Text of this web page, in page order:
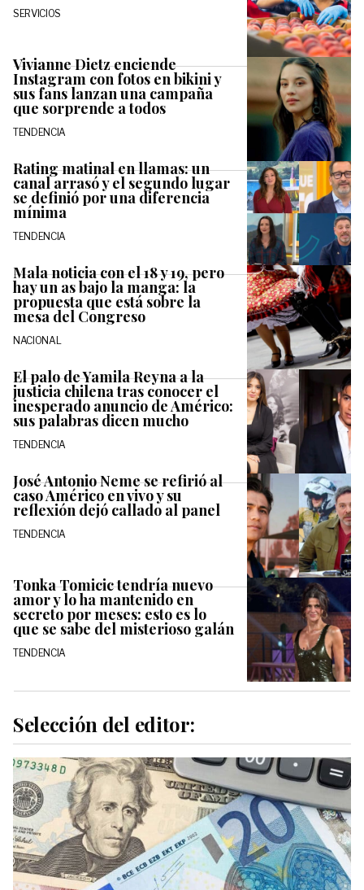
SERVICIOS
Vivianne Dietz enciende
Instagram con fotos en bikini y
sus fans lanzan una campaña
que sorprende a todos
TENDENCIA
Rating matinal en llamas: un
canal arrasó y el segundo lugar
se definió por una diferencia
mínima
TENDENCIA
Mala noticia con el 18 y 19, pero
hay un as bajo la manga: la
propuesta que está sobre la
mesa del Congreso
NACIONAL
El palo de Yamila Reyna a la
justicia chilena tras conocer el
inesperado anuncio de Américo:
sus palabras dicen mucho
TENDENCIA
José Antonio Neme se refirió al
caso Américo en vivo y su
reflexión dejó callado al panel
TENDENCIA
Tonka Tomicic tendría nuevo
amor y lo ha mantenido en
secreto por meses: esto es lo
que se sabe del misterioso galán
TENDENCIA
Selección del editor: